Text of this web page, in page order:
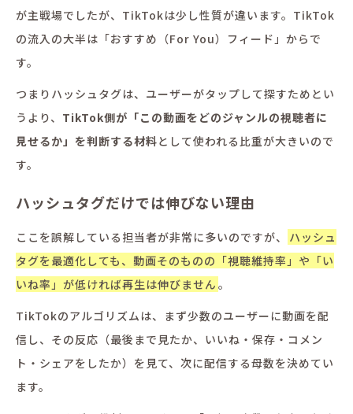
が主戦場でしたが、TikTokは少し性質が違います。TikTok
の流入の大半は「おすすめ（For You）フィード」からで
す。
つまりハッシュタグは、ユーザーがタップして探すためとい
うより、 TikTok側が「この動画をどのジャンルの視聴者に
見せるか」を判断する材料として使われる比重が大きいので
す。
ハッシュタグだけでは伸びない理由
ここを誤解している担当者が非常に多いのですが、
ハッシュ
タグを最適化しても、動画そのものの「視聴維持率」や「い
いね率」が低ければ再生は伸びません 。
TikTokのアルゴリズムは、まず少数のユーザーに動画を配
信し、その反応（最後まで見たか、いいね・保存・コメン
ト・シェアをしたか）を見て、次に配信する母数を決めてい
ます。